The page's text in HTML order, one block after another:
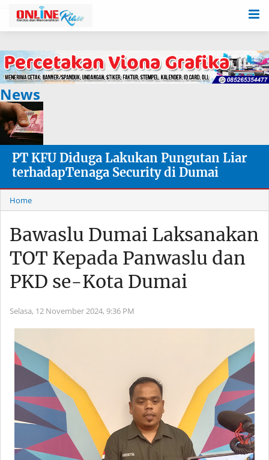
News
PT KFU Diduga Lakukan Pungutan Liar
terhadapTenaga Security di Dumai
Home
Bawaslu Dumai Laksanakan
TOT Kepada Panwaslu dan
PKD se-Kota Dumai
Selasa, 12 November 2024, 9:36 PM